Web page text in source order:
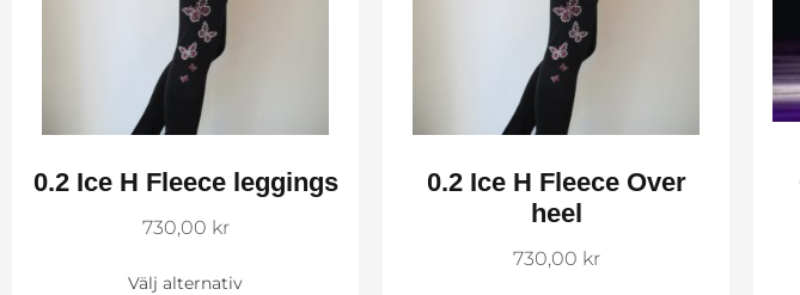
0.2 Ice H Fleece leggings
730,00 kr
Välj alternativ
0.2 Ice H Fleece Over
heel
730,00 kr